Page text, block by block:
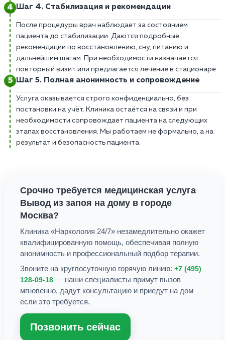
Шаг 4. Стабилизация и рекомендации
После процедуры врач наблюдает за состоянием
пациента до стабилизации. Даются подробные
рекомендации по восстановлению, сну, питанию и
дальнейшим шагам. При необходимости назначается
повторный визит или предлагается лечение в стационаре.
Шаг 5. Полная анонимность и сопровождение
Услуга оказывается строго конфиденциально, без
постановки на учёт. Клиника остаётся на связи и при
необходимости сопровождает пациента на следующих
этапах восстановления. Мы работаем не формально, а на
результат и безопасность пациента.
Срочно требуется медицинская услуга
Вывод из запоя на дому в городе
Москва?
Клиника «Наркология 24/7» незамедлительно окажет
квалифицированную помощь, обеспечивая полную
анонимность и профессиональный подбор терапии.
Звоните на круглосуточную горячую линию: +7 (495)
128-09-18 — наши специалисты примут вызов
мгновенно, дадут консультацию и приедут на дом
если это требуется.
Позвонить сейчас